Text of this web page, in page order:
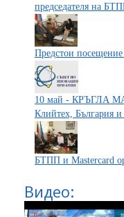
председателя на
Предстои посещение
10 май - КРЪГЛА
Клийтех, България
БТПП и Mastercard
Видео: